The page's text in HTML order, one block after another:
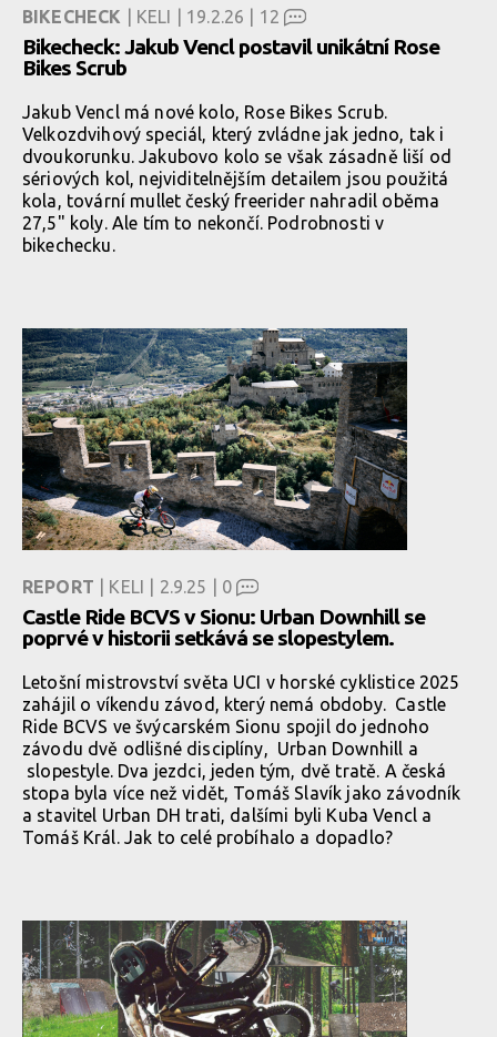
BIKECHECK | KELI | 19.2.26 | 12
Bikecheck: Jakub Vencl postavil unikátní Rose
Bikes Scrub
Jakub Vencl má nové kolo, Rose Bikes Scrub.
Velkozdvihový speciál, který zvládne jak jedno, tak i
dvoukorunku. Jakubovo kolo se však zásadně liší od
sériových kol, nejviditelnějším detailem jsou použitá
kola, tovární mullet český freerider nahradil oběma
27,5" koly. Ale tím to nekončí. Podrobnosti v
bikechecku.
REPORT | KELI | 2.9.25 | 0
Castle Ride BCVS v Sionu: Urban Downhill se
poprvé v historii setkává se slopestylem.
Letošní mistrovství světa UCI v horské cyklistice 2025
zahájil o víkendu závod, který nemá obdoby. Castle
Ride BCVS ve švýcarském Sionu spojil do jednoho
závodu dvě odlišné disciplíny, Urban Downhill a
slopestyle. Dva jezdci, jeden tým, dvě tratě. A česká
stopa byla více než vidět, Tomáš Slavík jako závodník
a stavitel Urban DH trati, dalšími byli Kuba Vencl a
Tomáš Král. Jak to celé probíhalo a dopadlo?